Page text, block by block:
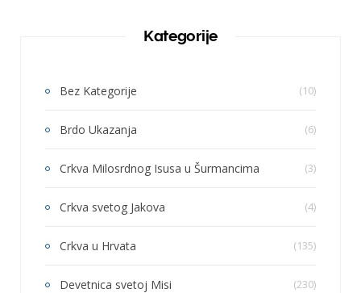
Kategorije
Bez Kategorije (10)
Brdo Ukazanja (6)
Crkva Milosrdnog Isusa u Šurmancima (3)
Crkva svetog Jakova (4)
Crkva u Hrvata (135)
Devetnica svetoj Misi (230)